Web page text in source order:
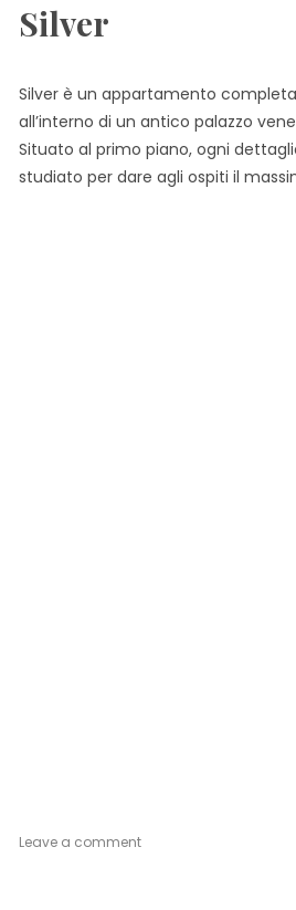
Silver
Silver è un appartamento
all’interno di un antico palazzo
Situato al primo piano, ogni
studiato per dare agli ospiti il
Leave a commenton